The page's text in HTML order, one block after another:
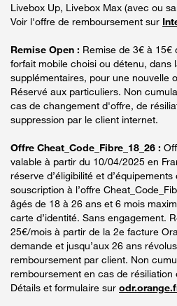
Livebox Up, Livebox Max (avec ou
Voir l'offre de remboursement sur
Remise Open : Remise de 3€ à 15€
forfait mobile choisi ou détenu, dans
supplémentaires, pour une nouvelle
Réservé aux particuliers. Non
cas de changement d'offre, de
suppression par le client internet.
Offre Cheat_Code_Fibre_18_26 :
valable à partir du 10/04/2025 en
réserve d’éligibilité et
souscription à l’offre
âgés de 18 à 26 ans et 6 mois
carte d’identité. Sans engagement.
25€/mois à partir de la 2e facture
demande et jusqu’aux 26 ans
remboursement par client. Non
remboursement en cas de résiliation
Détails et formulaire sur